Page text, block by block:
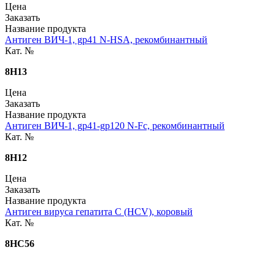
Цена
Заказать
Название продукта
Антиген ВИЧ-1, gp41 N-HSA, рекомбинантный
Кат. №
8H13
Цена
Заказать
Название продукта
Антиген ВИЧ-1, gp41-gp120 N-Fc, рекомбинантный
Кат. №
8H12
Цена
Заказать
Название продукта
Антиген вируса гепатита C (HCV), коровый
Кат. №
8HC56